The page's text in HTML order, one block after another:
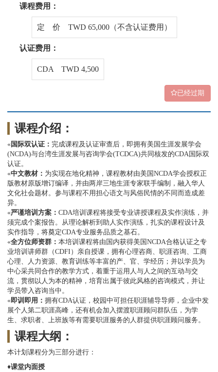
课程费用：
定 价 TWD 65,000（不含认证费用）
认证费用：
CDA TWD 4,500
已经过期
课程介绍：
«国际双认证 ： 完成课程及认证审查后，即拥有美国生涯发展学会
(NCDA)与台湾生涯发展与咨询学会(TCDCA)共同核发的CDA国际双
认证。
«中文教材 ： 为实现在地化精神，课程教材由美国NCDA学会授权正
版教材原版增订编译，并由两岸三地生涯专家联手编制，融入华人
文化社会题材。参与课程不用担心语文与风俗民情的不同而造成差
异。
«严谨培训方案 ： CDA培训课程将接受专业讲授课程及实作演练，并
须完成个案报告。从理论解析到助人实作演练，扎实的课程设计及
实作指导，将奠定CDA专业服务品质之基石。
«全方位师资群 ： 本培训课程将由国内获得美国NCDA合格认证之专
业培训讲师群（CDFI）亲自授课，拥有心理咨商、职涯咨询、工商
心理、人力资源、教育训练等丰富的产、官、学经历；并以学员为
中心采共同合作的教学方式，着重于运用人与人之间的互动与交
流，贯彻以人为本的精神，培育出属于彼此风格的咨询模式，并让
学员带入咨询当中。
«即训即用 ： 拥有CDA认证，校园中可担任职涯辅导导师，企业中发
展个人第二职涯高峰，还有机会加入摆渡职涯顾问群队伍，为学
生、求职者、上班族等有需要职涯服务的人群提供职涯顾问服务。
课程大纲：
本计划课程分为三部分进行：
♦课堂内面授